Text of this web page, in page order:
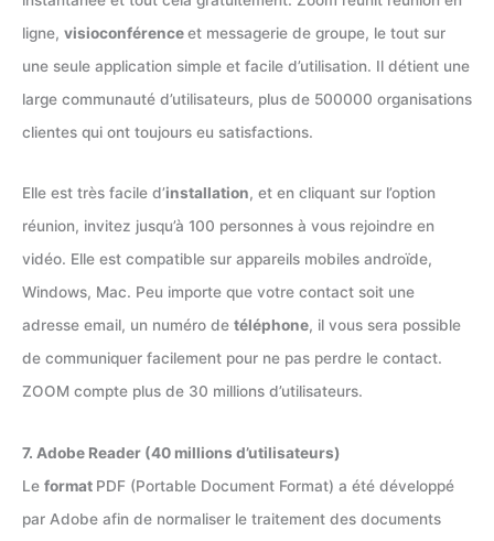
ligne, visioconférenceet messagerie de groupe, le tout sur
une seule application simple et facile d’utilisation. Il détient une
large communauté d’utilisateurs, plus de 500000 organisations
clientes qui ont toujours eu satisfactions.
Elle est très facile d’installation, et en cliquant sur l’option
réunion, invitez jusqu’à 100 personnes à vous rejoindre en
vidéo. Elle est compatible sur appareils mobiles androïde,
Windows, Mac. Peu importe que votre contact soit une
adresse email, un numéro de téléphone, il vous sera possible
de communiquer facilement pour ne pas perdre le contact.
ZOOM compte plus de 30 millions d’utilisateurs.
7. Adobe Reader (40 millions d’utilisateurs)
Le format PDF (Portable Document Format) a été développé
par Adobe afin de normaliser le traitement des documents